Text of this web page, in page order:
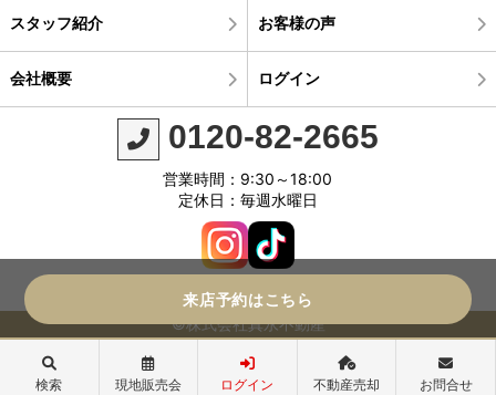
スタッフ紹介 お客様の声
会社概要 ログイン
0120-82-2665
営業時間：9:30～18:00
定休日：毎週水曜日
©株式会社真永不動産
来店予約はこちら
検索 現地販売会 ログイン 不動産売却 お問合せ